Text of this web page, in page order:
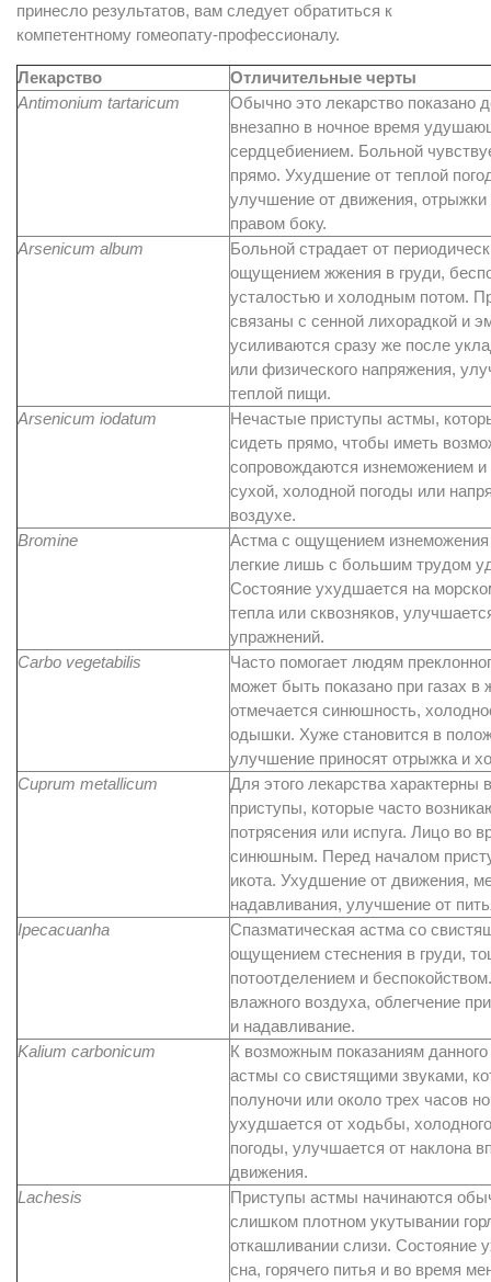
принесло результатов, вам следует обратиться к
компетентному гомеопату-профессионалу.
Лекарство
Отличительные черты
Antimonium tartaricum
Обычно это лекарство показано
внезапно в ночное время
сердцебиением. Больной
прямо. Ухудшение от теплой
улучшение от движения,
правом боку.
Arsenicum album
Больной страдает от
ощущением жжения в груди,
усталостью и холодным потом.
связаны с сенной лихорадкой и
усиливаются сразу же после
или физического напряжения,
теплой пищи.
Arsenicum iodatum
Нечастые приступы астмы,
сидеть прямо, чтобы иметь
сопровождаются изнеможением
сухой, холодной погоды или
воздухе.
Bromine
Астма с ощущением изнеможения
легкие лишь с большим трудом
Состояние ухудшается на
тепла или сквозняков,
упражнений.
Carbo vegetabilis
Часто помогает людям
может быть показано при газах в
отмечается синюшность,
одышки. Хуже становится в
улучшение приносят отрыжка и
Cuprum metallicum
Для этого лекарства характерны
приступы, которые часто
потрясения или испуга. Лицо во
синюшным. Перед началом
икота. Ухудшение от движения,
надавливания, улучшение от
Ipecacuanha
Спазматическая астма со
ощущением стеснения в груди,
потоотделением и
влажного воздуха, облегчение
и надавливание.
Kalium carbonicum
К возможным показаниям
астмы со свистящими звуками,
полуночи или около трех часов
ухудшается от ходьбы,
погоды, улучшается от наклона
движения.
Lachesis
Приступы астмы начинаются
слишком плотном укутывании
откашливании слизи. Состояние
сна, горячего питья и во время